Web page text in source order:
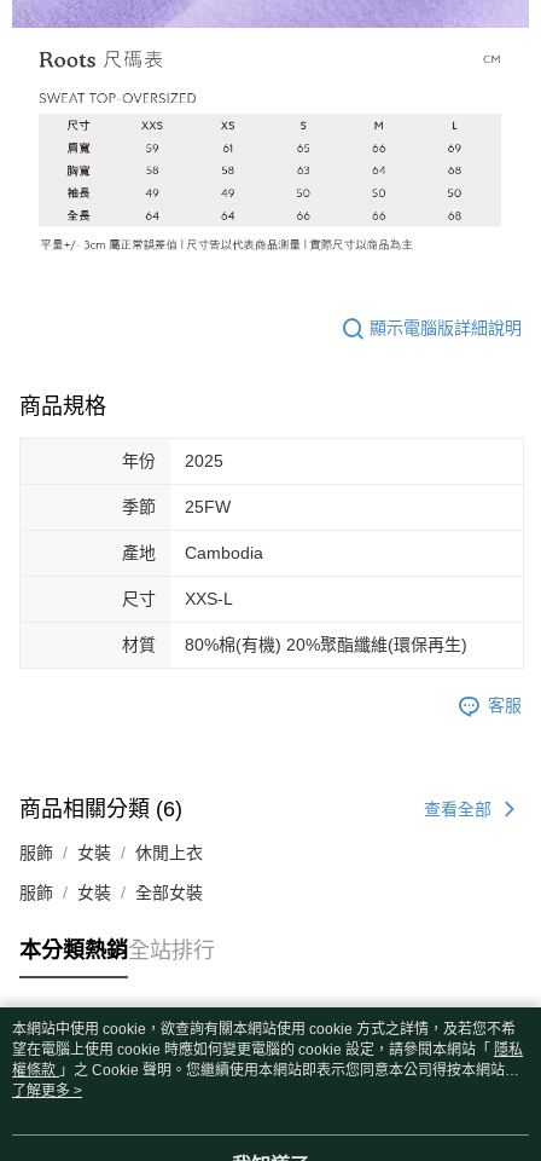
顯示電腦版詳細說明
商品規格
年份 2025
季節 25FW
產地 Cambodia
尺寸 XXS-L
材質 80%棉(有機) 20%聚酯纖維(環保再生)
客服
商品相關分類 (6) 查看全部
服飾 女裝 休閒上衣
服飾 女裝 全部女裝
本分類熱銷全站排行
熱門標籤
本網站中使用 cookie，欲查詢有關本網站使用 cookie 方式之詳情，及若您不希
望在電腦上使用 cookie 時應如何變更電腦的 cookie 設定，請參閱本網站「 隱私
權條款 」之 Cookie 聲明。您繼續使用本網站即表示您同意本公司得按本網站使
用條款之 Cookie 聲明使用 cookie。
了解更多 >